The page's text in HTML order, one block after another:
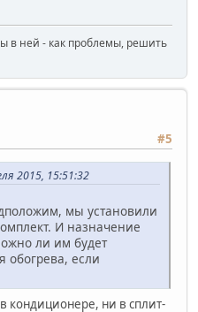
в ней - как проблемы, решить
#5
2015, 15:51:32
мы установили
И назначение
ли им будет
обогрева, если
кондиционере, ни в сплит-